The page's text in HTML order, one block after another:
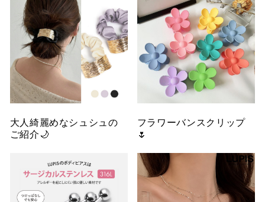
大人綺麗めなシュシュの
ご紹介🌙
フラワーバンスクリップ
🌷